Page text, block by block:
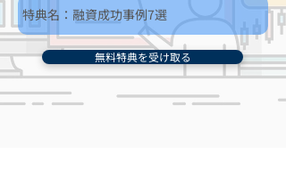
無料特典を受け取る